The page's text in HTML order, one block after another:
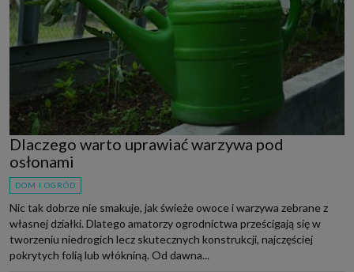
Dlaczego warto uprawiać warzywa pod
osłonami
DOM I OGRÓD
Nic tak dobrze nie smakuje, jak świeże owoce i warzywa zebrane z
własnej działki. Dlatego amatorzy ogrodnictwa prześcigają się w
tworzeniu niedrogich lecz skutecznych konstrukcji, najczęściej
pokrytych folią lub włókniną. Od dawna...